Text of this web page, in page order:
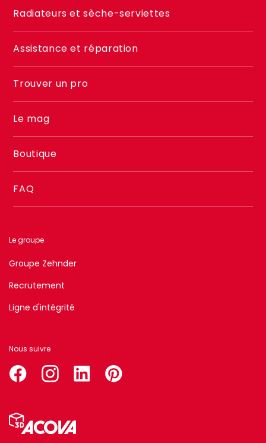
Menu
footer
2
Radiateurs et sèche-serviettes
Assistance et réparation
Trouver un pro
Le mag
Boutique
FAQ
Le groupe
Groupe Zehnder
Recrutement
Ligne d'intégrité
Nous suivre
facebookinstagramlinkedin pinterest
Menu